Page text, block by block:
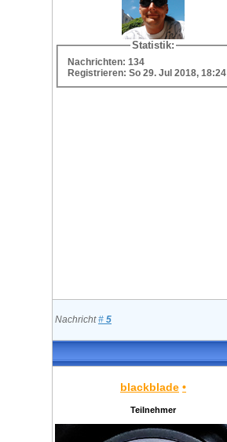
Statistik:
Nachrichten: 134
Registrieren: So 29. Jul 2018, 18:24
Nachricht# 5
blackblade •
Teilnehmer